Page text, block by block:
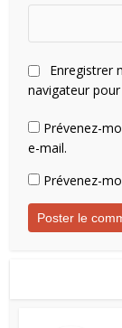
Enregistrer
navigateur
Prévenez-
e-mail.
Prévenez-